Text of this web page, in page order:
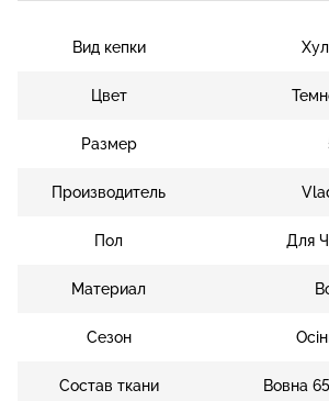
Вид кепки
Цвет
Размер
Производитель
Пол Для
Материал
Сезон
Состав ткани Вовна